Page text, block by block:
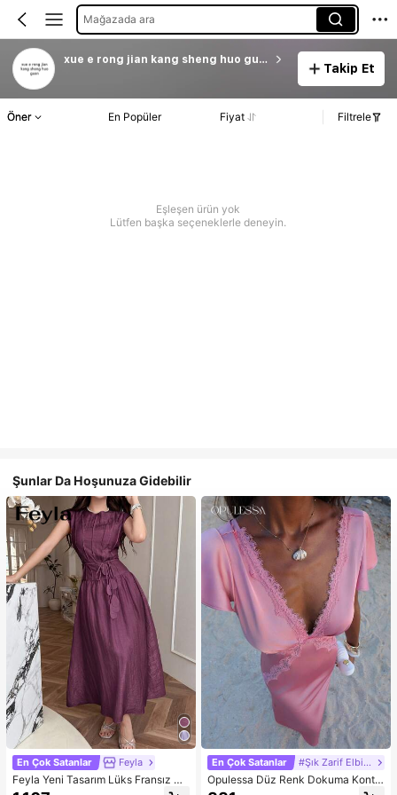
Mağazada ara
xue e rong jian kang sheng huo guan
Takip Et
Öner En Popüler Fiyat Filtrele
Eşleşen ürün yok
Lütfen başka seçeneklerle deneyin.
Şunlar Da Hoşunuza Gidebilir
En Çok Satanlar Feyla
Feyla Yeni Tasarım Lüks Fransız Şı
k Romantik Mor Tatil Elbisesi
En Çok Satanlar #Şık Zarif Elbise
Opulessa Düz Renk Dokuma Kontr
ast Dantel V Yaka Kadın Elbisesi, İlk